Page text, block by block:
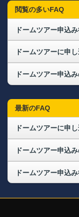
閲覧の多いFAQ
ドームツアーに申
最新のFAQ
ドームツアーに申